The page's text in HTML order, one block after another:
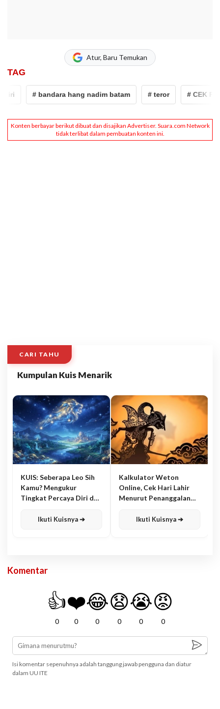
Atur, Baru Temukan
TAG
# bandara hang nadim batam # teror # CEK FAKTA
CARI TAHU
Kumpulan Kuis Menarik
KUIS: Seberapa Leo Sih
Kamu? Mengukur
Tingkat Percaya Diri dan
Ikuti Kuisnya ➔
Kalkulator Weton
Online, Cek Hari Lahir
Menurut Penanggalan
Ikuti Kuisnya ➔
Komentar
👍
0
❤️
0
😂
0
😧
0
😭
0
😡
0
Isi komentar sepenuhnya adalah tanggung jawab pengguna dan diatur
dalam UU ITE